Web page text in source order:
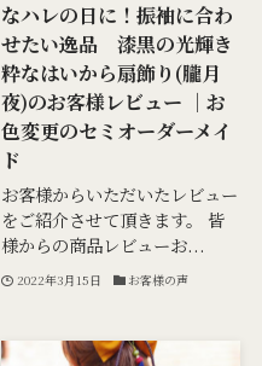
なハレの日に！振袖に合わ
せたい逸品 漆黒の光輝き
粋なはいから扇飾り(朧月
夜)のお客様レビュー ｜お
色変更のセミオーダーメイ
ド
お客様からいただいたレビュー
をご紹介させて頂きます。 皆
様からの商品レビューお...
2022年3月15日 お客様の声